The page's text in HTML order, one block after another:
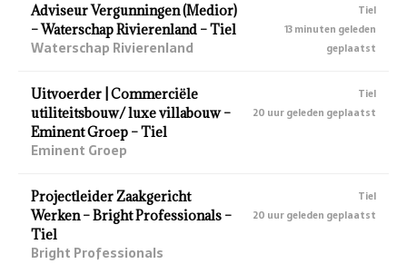
Adviseur Vergunningen (Medior)
– Waterschap Rivierenland – Tiel
Waterschap Rivierenland
Tiel
13 minuten geleden
geplaatst
Uitvoerder | Commerciële
utiliteitsbouw/ luxe villabouw –
Eminent Groep – Tiel
Eminent Groep
Tiel
20 uur geleden geplaatst
Projectleider Zaakgericht
Werken – Bright Professionals –
Tiel
Bright Professionals
Tiel
20 uur geleden geplaatst